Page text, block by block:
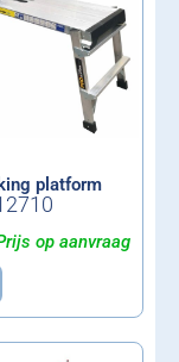
platform
op aanvraag